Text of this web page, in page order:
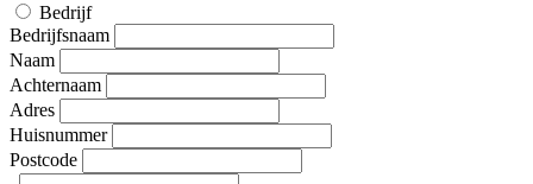
Bedrijf
Bedrijfsnaam
Naam
Achternaam
Adres
Huisnummer
Postcode